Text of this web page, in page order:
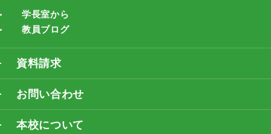
学長室から
教員ブログ
資料請求
お問い合わせ
本校について